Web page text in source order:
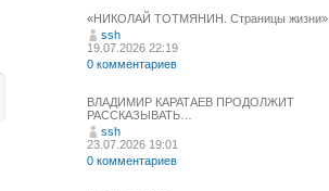
«НИКОЛАЙ ТОТМЯНИН. Страницы жизни»
ssh
19.07.2026 22:19
0 комментариев
ВЛАДИМИР КАРАТАЕВ ПРОДОЛЖИТ
РАССКАЗЫВАТЬ…
ssh
23.07.2026 19:01
0 комментариев